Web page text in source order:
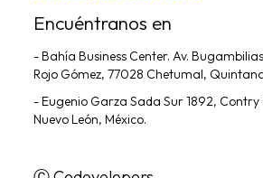
Encuéntranos en
- Bahía Business Center. Av.
Rojo Gómez, 77028 Chetumal,
- Eugenio Garza Sada Sur 1892,
Nuevo León, México.